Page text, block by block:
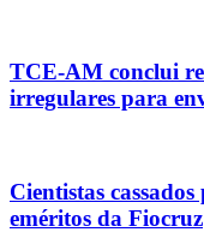
TCE-AM conclui
irregulares para
Cientistas
eméritos da Fiocruz